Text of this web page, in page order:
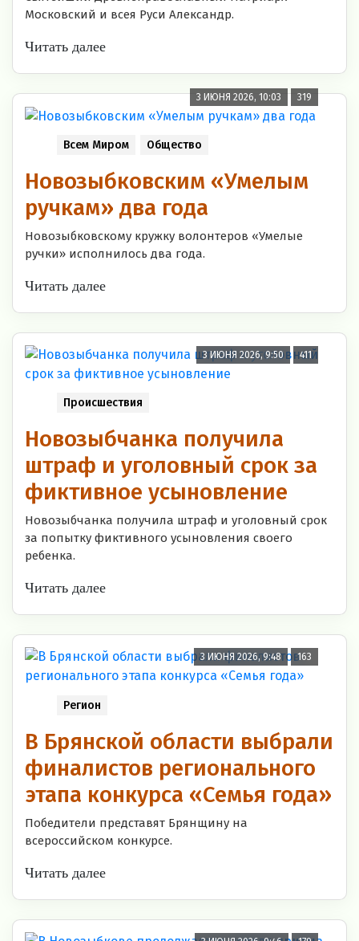
Московский и всея Руси Александр.
Читать далее
3 ИЮНЯ 2026, 10:03 319
Всем Миром Общество
Новозыбковским «Умелым
ручкам» два года
Новозыбковскому кружку волонтеров «Умелые
ручки» исполнилось два года.
Читать далее
3 ИЮНЯ 2026, 9:50 411
Происшествия
Новозыбчанка получила
штраф и уголовный срок за
фиктивное усыновление
Новозыбчанка получила штраф и уголовный срок
за попытку фиктивного усыновления своего
ребенка.
Читать далее
3 ИЮНЯ 2026, 9:48 163
Регион
В Брянской области выбрали
финалистов регионального
этапа конкурса «Семья года»
Победители представят Брянщину на
всероссийском конкурсе.
Читать далее